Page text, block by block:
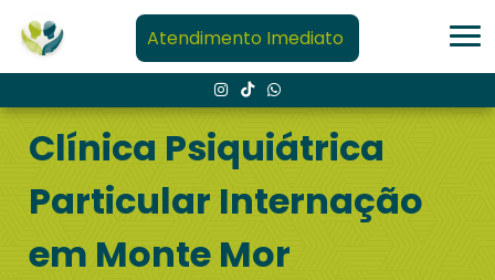
Atendimento Imediato
Clínica Psiquiátrica
Particular Internação
em Monte Mor